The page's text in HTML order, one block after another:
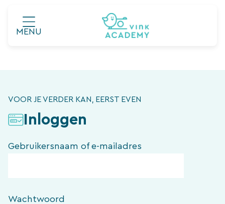
naar
MENU
VOOR JE VERDER KAN, EERST EVEN
Inloggen
Gebruikersnaam of e-mailadres
Wachtwoord